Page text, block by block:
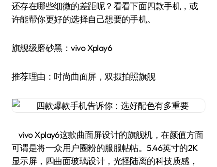
还存在哪些细微的差距呢？看看下面四款手机，或
许能帮你更好的选择自己想要的手机。
旗舰级磨砂黑：vivo Xplay6
推荐理由：时尚曲面屏，双摄拍照旗舰
vivo Xplay6这款曲面屏设计的旗舰机，在颜值方面
可谓是将一众用户圈粉的服服帖帖。5.46英寸的2K
显示屏，四曲面玻璃设计，光怪陆离的科技质感，